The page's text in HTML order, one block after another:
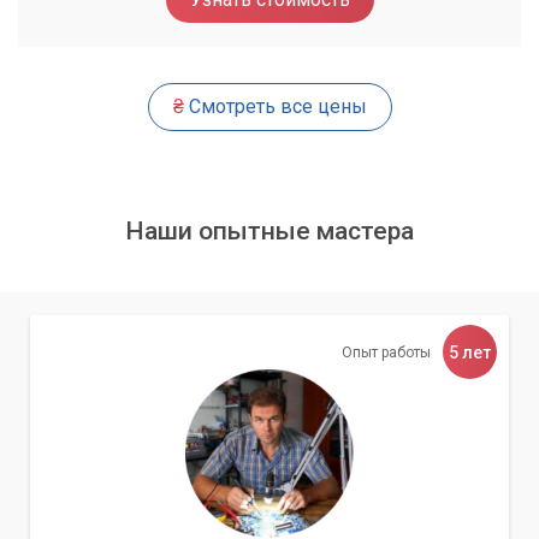
Хотя вентиляторы и жесткий диск являются наиболее
распространенные причины шума:
Видеокарта:Некоторые высокопроизводительные
Сам процессор не издает звуков, но его
термопасты может привести к перегреву процессора, а
значит, и к более интенсивной работе вентилятора.
Оптический привод (CD/DVD-ROM):
установлен, при чтении или записи дисков он может
издавать достаточно громкие звуки. Это обычно
нормально, но постоянный стук или скрежет может
указывать на неисправность.
Вибрация корпуса:Иногда сам корпус компьютера
₴Смотреть все цены
Наши опытные мастера
Опыт работы 5 лет